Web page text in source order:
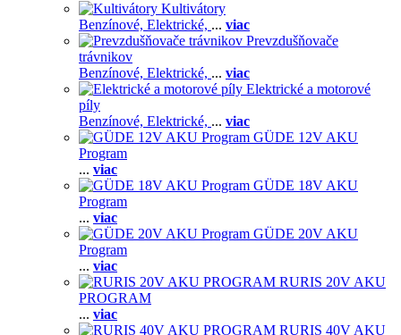
Kultivátory
Benzínové, Elektrické, ... viac
Prevzdušňovače
trávnikov
Benzínové, Elektrické, ... viac
Elektrické a motorové
píly
Benzínové, Elektrické, ... viac
GÜDE 12V AKU
Program
... viac
GÜDE 18V AKU
Program
... viac
GÜDE 20V AKU
Program
... viac
RURIS 20V AKU
PROGRAM
... viac
RURIS 40V AKU